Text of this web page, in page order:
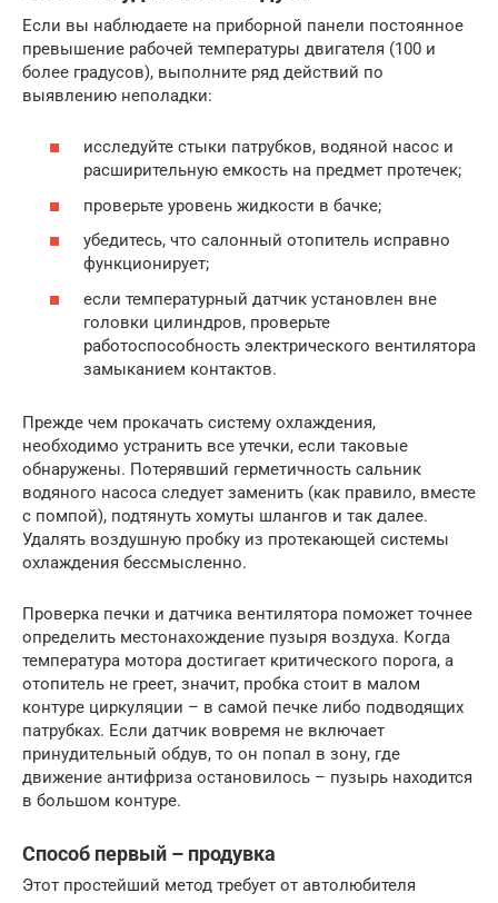
Если вы наблюдаете на приборной панели постоянное
превышение рабочей температуры двигателя (100 и
более градусов), выполните ряд действий по
выявлению неполадки:
исследуйте стыки патрубков, водяной насос и
расширительную емкость на предмет протечек;
проверьте уровень жидкости в бачке;
убедитесь, что салонный отопитель исправно
функционирует;
если температурный датчик установлен вне
головки цилиндров, проверьте
работоспособность электрического вентилятора
замыканием контактов.
Прежде чем прокачать систему охлаждения,
необходимо устранить все утечки, если таковые
обнаружены. Потерявший герметичность сальник
водяного насоса следует заменить (как правило, вместе
с помпой), подтянуть хомуты шлангов и так далее.
Удалять воздушную пробку из протекающей системы
охлаждения бессмысленно.
Проверка печки и датчика вентилятора поможет точнее
определить местонахождение пузыря воздуха. Когда
температура мотора достигает критического порога, а
отопитель не греет, значит, пробка стоит в малом
контуре циркуляции – в самой печке либо подводящих
патрубках. Если датчик вовремя не включает
принудительный обдув, то он попал в зону, где
движение антифриза остановилось – пузырь находится
в большом контуре.
Способ первый – продувка
Этот простейший метод требует от автолюбителя